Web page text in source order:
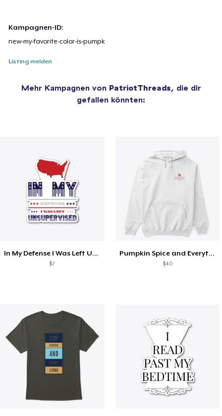
Kampagnen-ID:
new-my-favorite-color-is-pumpk
Listing melden
Mehr Kampagnen von PatriotThreads, die dir
gefallen könnten:
In My Defense I Was Left Unsupervised
$7
Pumpkin Spice and Everything Nice
$40